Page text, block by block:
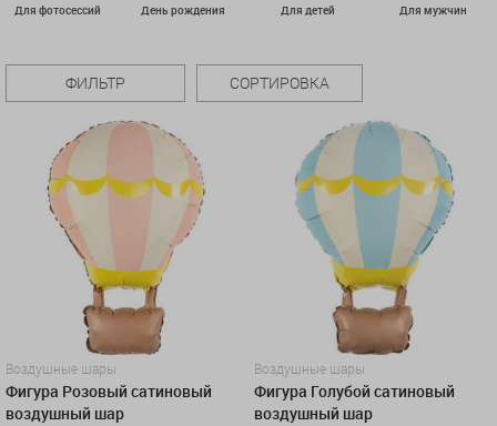
Для фотосессий День рождения Для детей Для мужчин
ФИЛЬТР СОРТИРОВКА
Воздушные шары
Фигура Розовый сатиновый
воздушный шар
Воздушные шары
Фигура Голубой сатиновый
воздушный шар